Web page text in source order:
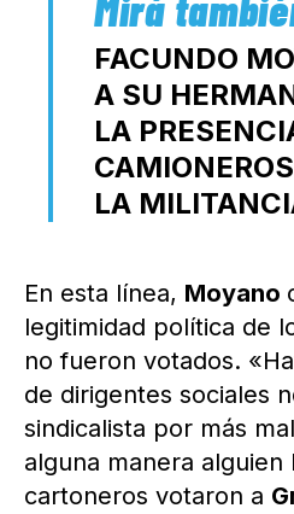
FACUNDO
A SU
LA
LA
En esta línea, Moyano
legitimidad política de
no fueron votados.
de dirigentes sociales
sindicalista por más
alguna manera alguien
cartoneros votaron a